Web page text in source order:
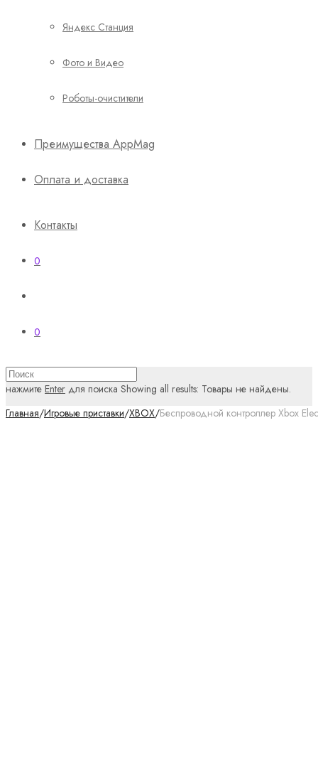
Яндекс Станция
Фото и Видео
Роботы-очистители
Преимущества AppMag
Оплата и доставка
Контакты
0
0
нажмите Enter для поиска Showing all results: Товары не найдены.
Главная/Игровые приставки/XBOX/Беспроводной контроллер Xbox